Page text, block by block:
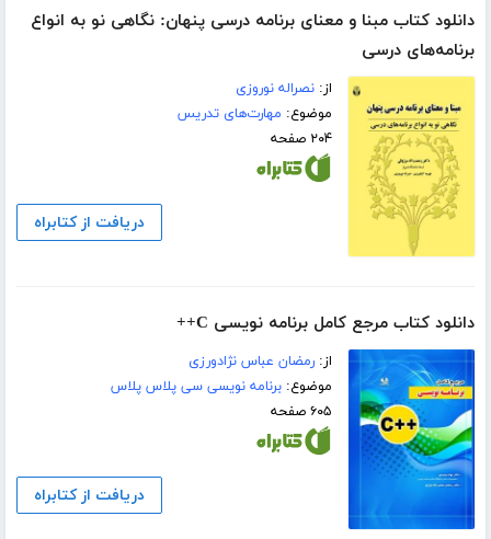
دانلود کتاب مبنا و معنای برنامه درسی پنهان: نگاهی نو به انواع
برنامه‌های درسی
از:نصراله نوروزی
موضوع: مهارت‌های تدریس
۲۰۴ صفحه
دریافت از کتابراه
دانلود کتاب مرجع کامل برنامه نویسی C++
از:رمضان عباس نژادورزی
موضوع:برنامه نویسی سی پلاس پلاس
۶۰۵ صفحه
دریافت از کتابراه